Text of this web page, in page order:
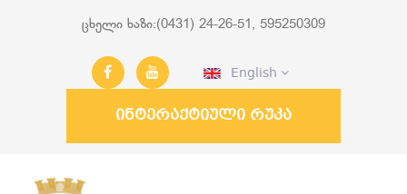
ცხელი ხაზი:(0431) 24-26-51, 595250309
English
ინტერაქტიული რუკა